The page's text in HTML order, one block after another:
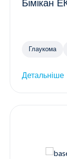
Глаукома
Детальніше